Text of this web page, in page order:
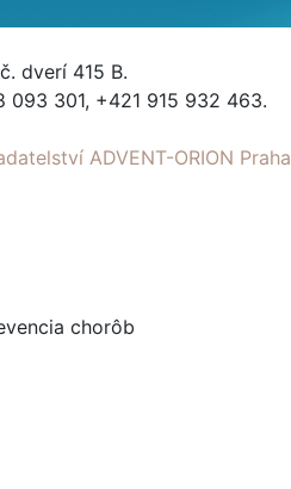
dverí 415 B.
093 301, +421 915 932 463.
ADVENT-ORION Praha
chorôb